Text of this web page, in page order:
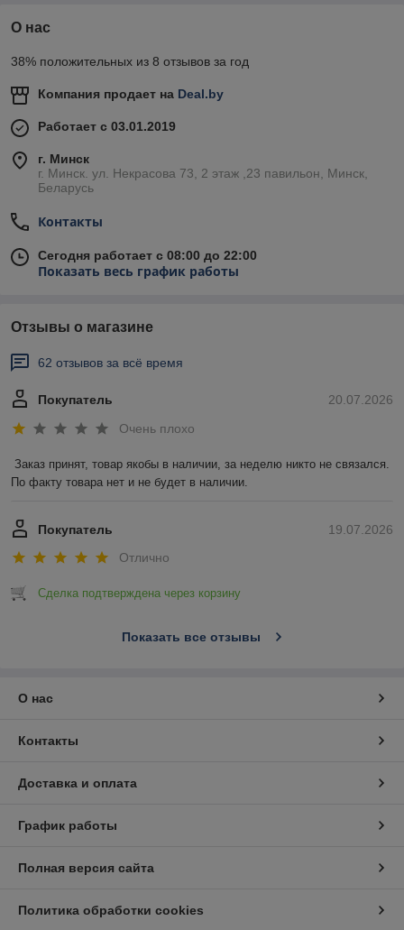
О нас
38% положительных из 8 отзывов за год
Компания продает на Deal.by
Работает с 03.01.2019
г. Минск
г. Минск. ул. Некрасова 73, 2 этаж ,23 павильон, Минск,
Беларусь
Контакты
Сегодня работает с 08:00 до 22:00
Показать весь график работы
Отзывы о магазине
62 отзывов за всё время
20.07.2026
Покупатель
Очень плохо
Заказ принят, товар якобы в наличии, за неделю никто не связался.
По факту товара нет и не будет в наличии.
19.07.2026
Покупатель
Отлично
Сделка подтверждена через корзину
Показать все отзывы
О нас
Контакты
Доставка и оплата
График работы
Полная версия сайта
Политика обработки cookies